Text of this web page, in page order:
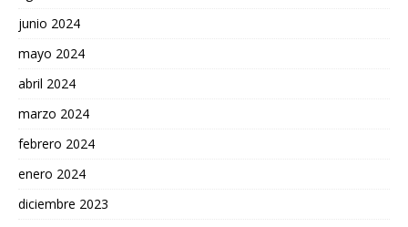
junio 2024
mayo 2024
abril 2024
marzo 2024
febrero 2024
enero 2024
diciembre 2023